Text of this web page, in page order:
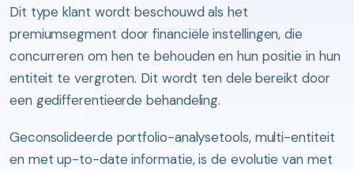
Dit type klant wordt beschouwd als het
premiumsegment door financiële instellingen, die
concurreren om hen te behouden en hun positie in hun
entiteit te vergroten. Dit wordt ten dele bereikt door
een gedifferentieerde behandeling.
Geconsolideerde portfolio-analysetools, multi-entiteit
en met up-to-date informatie, is de evolutie van met